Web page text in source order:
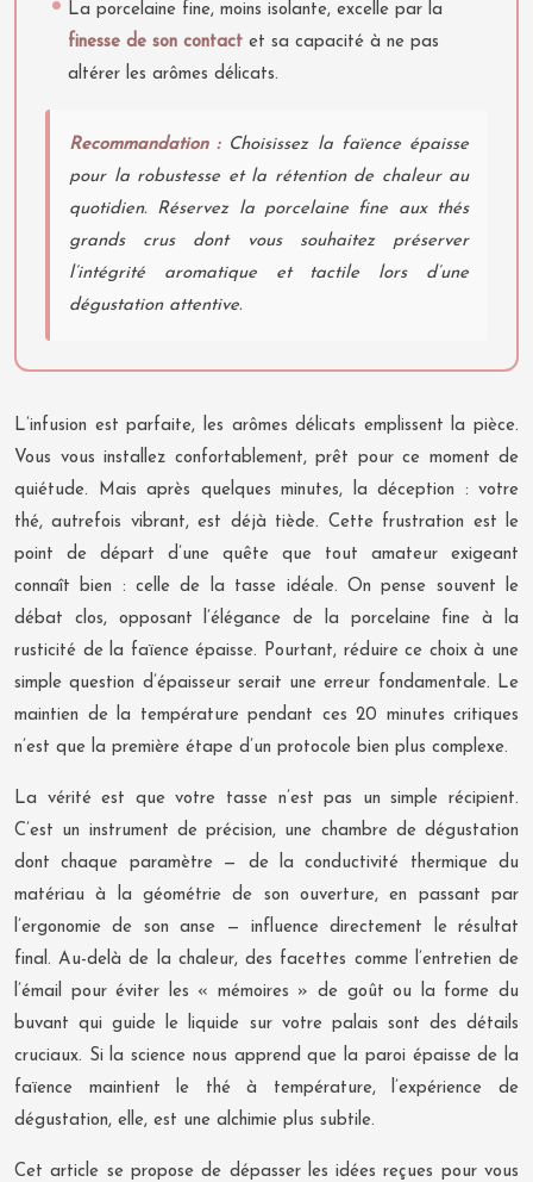
La porcelaine fine, moins isolante, excelle par la
finesse de son contact et sa capacité à ne pas
altérer les arômes délicats.
Recommandation :Choisissez la faïence épaisse
pour la robustesse et la rétention de chaleur au
quotidien. Réservez la porcelaine fine aux thés
grands crus dont vous souhaitez préserver
l’intégrité aromatique et tactile lors d’une
dégustation attentive.
L’infusion est parfaite, les arômes délicats emplissent la pièce.
Vous vous installez confortablement, prêt pour ce moment de
quiétude. Mais après quelques minutes, la déception : votre
thé, autrefois vibrant, est déjà tiède. Cette frustration est le
point de départ d’une quête que tout amateur exigeant
connaît bien : celle de la tasse idéale. On pense souvent le
débat clos, opposant l’élégance de la porcelaine fine à la
rusticité de la faïence épaisse. Pourtant, réduire ce choix à une
simple question d’épaisseur serait une erreur fondamentale. Le
maintien de la température pendant ces 20 minutes critiques
n’est que la première étape d’un protocole bien plus complexe.
La vérité est que votre tasse n’est pas un simple récipient.
C’est un instrument de précision, une chambre de dégustation
dont chaque paramètre — de la conductivité thermique du
matériau à la géométrie de son ouverture, en passant par
l’ergonomie de son anse — influence directement le résultat
final. Au-delà de la chaleur, des facettes comme l’entretien de
l’émail pour éviter les « mémoires » de goût ou la forme du
buvant qui guide le liquide sur votre palais sont des détails
cruciaux. Si la science nous apprend que la paroi épaisse de la
faïence maintient le thé à température, l’expérience de
dégustation, elle, est une alchimie plus subtile.
Cet article se propose de dépasser les idées reçues pour vous